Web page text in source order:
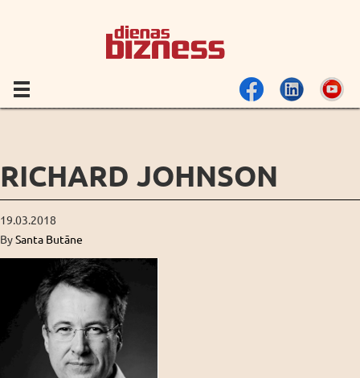
RICHARD JOHNSON
19.03.2018
BySanta Butāne